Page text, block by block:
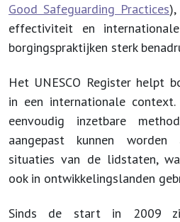
Good Safeguarding Practices
effectiviteit en
borgingspraktijken sterk
Het UNESCO Register helpt
in een internationale
eenvoudig inzetbare
aangepast kunnen
situaties van de lidstaten,
ook in ontwikkelingslanden
Sinds de start in 2009